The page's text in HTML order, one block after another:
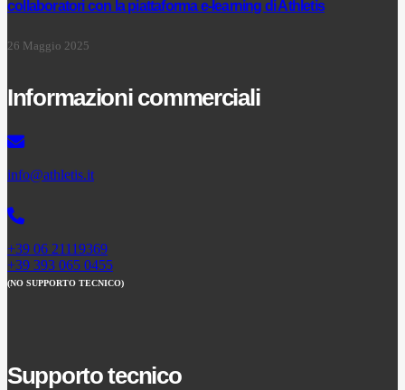
collaboratori con la piattaforma e-learning di Athletis
26 Maggio 2025
Informazioni commerciali
info@athletis.it
+39 06 21119369
+39 393 065 0455
(NO SUPPORTO TECNICO)
Supporto tecnico